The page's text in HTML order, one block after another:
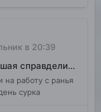
в 20:39
Высший моральный закон, высшая справделивость
на работу с ранья
сурка